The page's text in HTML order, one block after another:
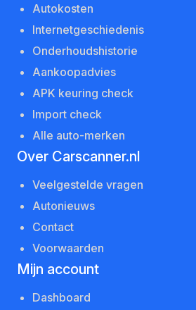
Autokosten
Internetgeschiedenis
Onderhoudshistorie
Aankoopadvies
APK keuring check
Import check
Alle auto-merken
Over Carscanner.nl
Veelgestelde vragen
Autonieuws
Contact
Voorwaarden
Mijn account
Dashboard